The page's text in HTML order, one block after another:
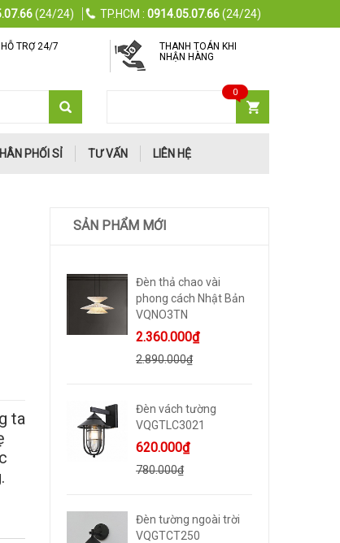
(24/24) TP.HCM : 0914.05.07.66(24/24)
HỖ TRỢ 24/7
THANH TOÁN KHI
NHẬN HÀNG
0
PHỐI SỈ TƯ VẤN LIÊN HỆ
SẢN PHẨM MỚI
Đèn thả chao vài
phong cách Nhật Bản
VQNO3TN
2.360.000₫
2.890.000₫
Đèn vách tường
VQGTLC3021
620.000₫
780.000₫
Đèn tường ngoài trời
VQGTCT250
ta